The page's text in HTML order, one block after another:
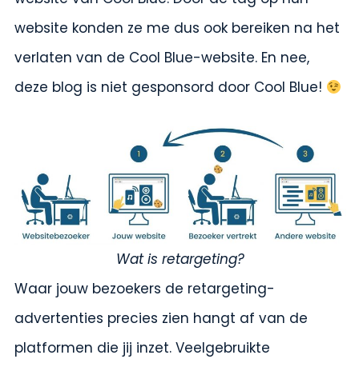
website konden ze me dus ook bereiken na het
verlaten van de Cool Blue-website. En nee,
deze blog is niet gesponsord door Cool Blue!
Wat is retargeting?
Waar jouw bezoekers de retargeting-
advertenties precies zien hangt af van de
platformen die jij inzet. Veelgebruikte